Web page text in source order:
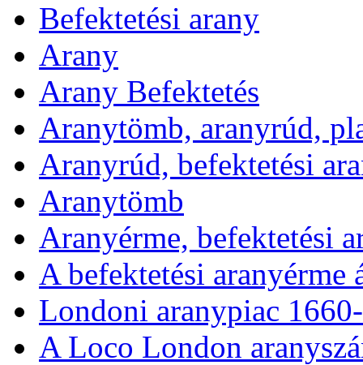
Befektetési arany
Arany
Arany Befektetés
Aranytömb, aranyrúd,
Aranyrúd, befektetési
Aranytömb
Aranyérme, befektetési
A befektetési
Londoni aranypiac
A Loco London